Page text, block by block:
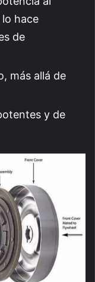
hace
de
más allá de
y de